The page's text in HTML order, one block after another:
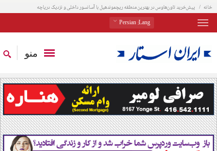
خانه پیش‌خرید تاون‌هاوس در بهترین منطقه ریچموند‌هیل با آسانسور داخلی و نزدیک دریاچه
Lang
: Persian
منو